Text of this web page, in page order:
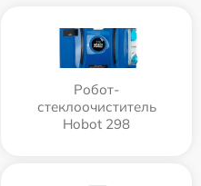
Робот-
стеклоочиститель
Hobot 298